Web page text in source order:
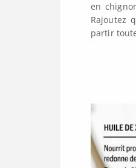
en
Rajoutez
partir